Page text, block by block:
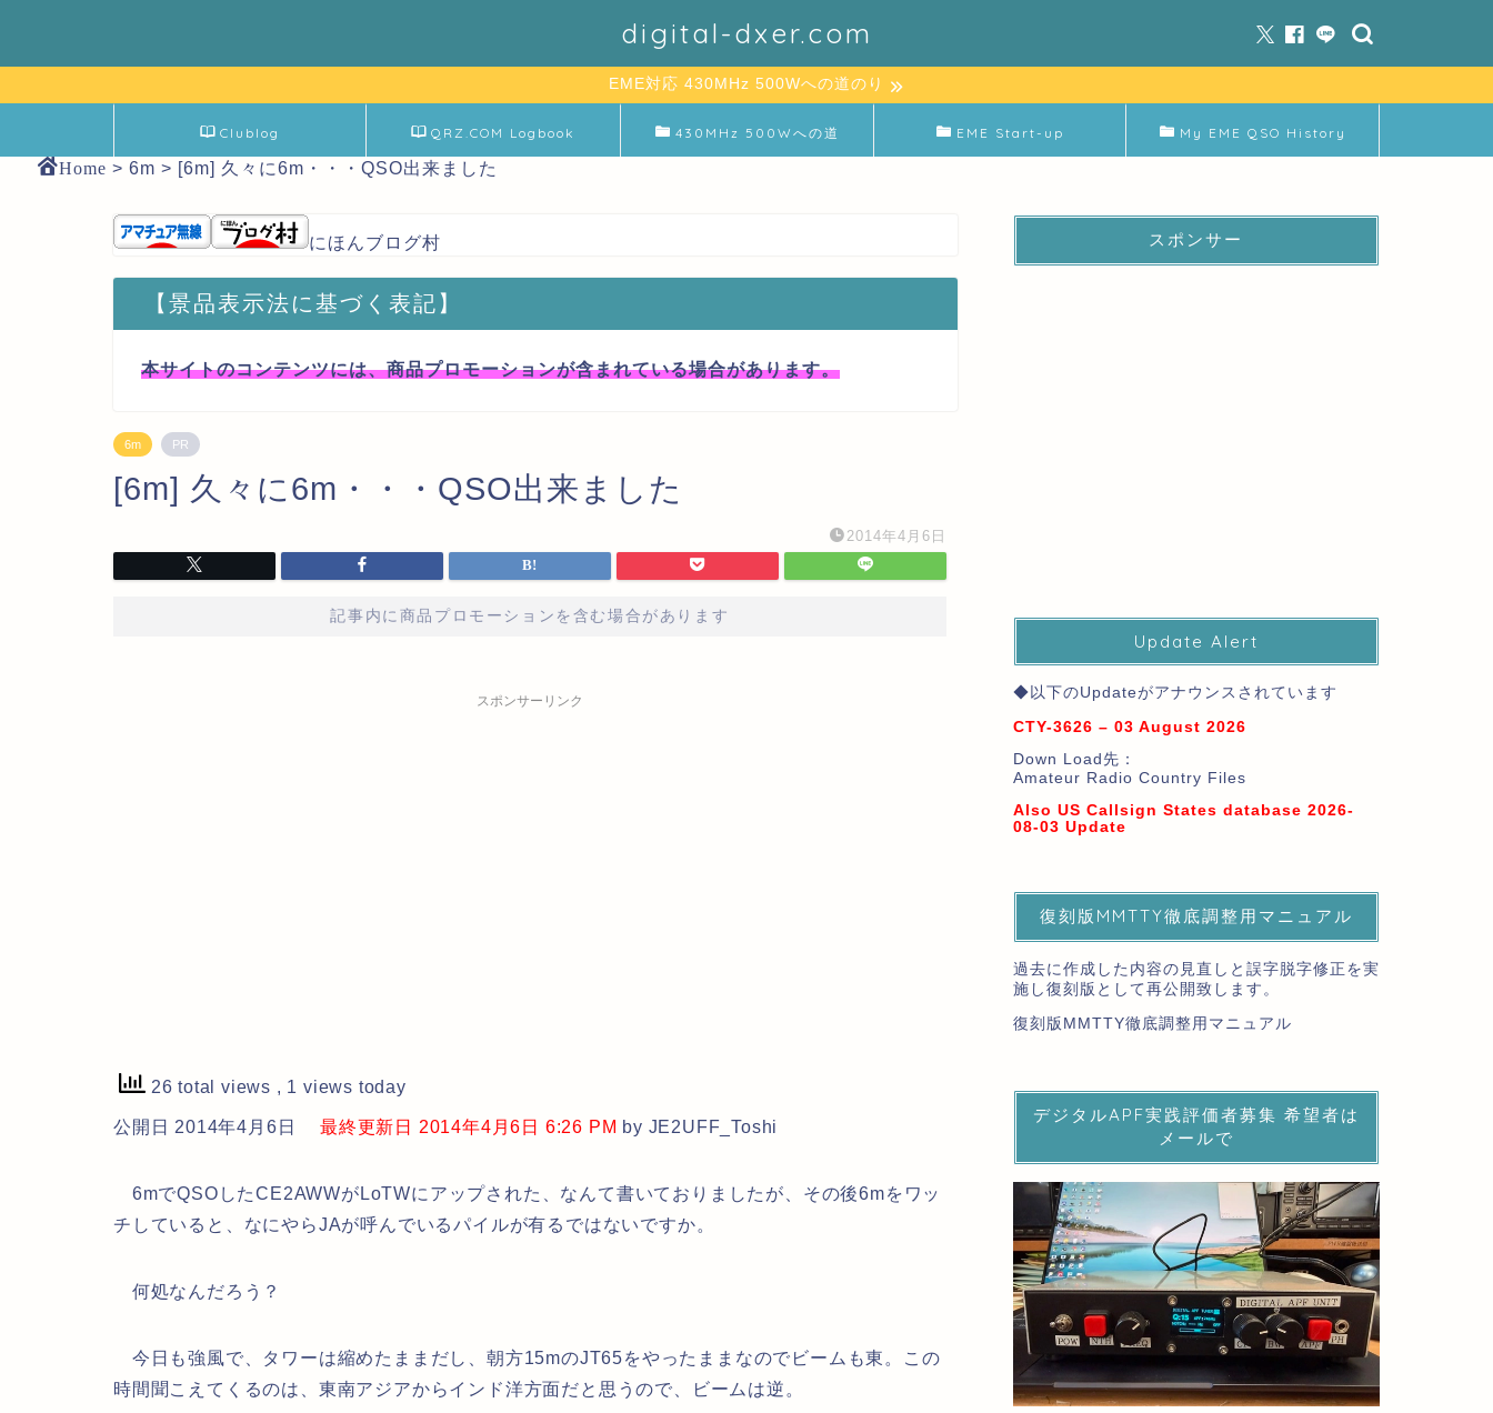
digital-dxer.com
EME対応 430MHz 500Wへの道のり
Clublog QRZ.COM Logbook 430MHz 500Wへの道 EME Start-up My EME QSO History
Home > 6m > [6m] 久々に6m・・・QSO出来ました
にほんブログ村
【景品表示法に基づく表記】
本サイトのコンテンツには、商品プロモーションが含まれている場合があります。
6m PR
[6m] 久々に6m・・・QSO出来ました
2014年4月6日
記事内に商品プロモーションを含む場合があります
スポンサーリンク
26 total views , 1 views today
公開日 2014年4月6日 最終更新日 2014年4月6日 6:26 PM by JE2UFF_Toshi
6mでQSOしたCE2AWWがLoTWにアップされた、なんて書いておりましたが、その後6mをワッ
チしていると、なにやらJAが呼んでいるパイルが有るではないですか。
何処なんだろう？
今日も強風で、タワーは縮めたままだし、朝方15mのJT65をやったままなのでビームも東。この
時間聞こえてくるのは、東南アジアからインド洋方面だと思うので、ビームは逆。
スポンサー
Update Alert
◆以下のUpdateがアナウンスされています
CTY-3626 – 03 August 2026
Down Load先：
Amateur Radio Country Files
Also US Callsign States database 2026-
08-03 Update
復刻版MMTTY徹底調整用マニュアル
過去に作成した内容の見直しと誤字脱字修正を実
施し復刻版として再公開致します。
復刻版MMTTY徹底調整用マニュアル
デジタルAPF実践評価者募集 希望者は
メールで